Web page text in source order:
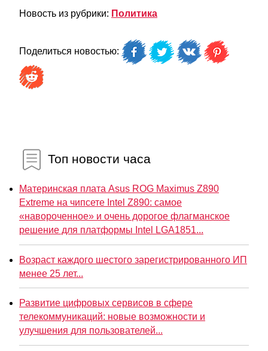
Новость из рубрики: Политика
Поделиться новостью:
Топ новости часа
Материнская плата Asus ROG Maximus Z890
Extreme на чипсете Intel Z890: самое
«навороченное» и очень дорогое флагманское
решение для платформы Intel LGA1851...
Возраст каждого шестого зарегистрированного ИП
менее 25 лет...
Развитие цифровых сервисов в сфере
телекоммуникаций: новые возможности и
улучшения для пользователей...